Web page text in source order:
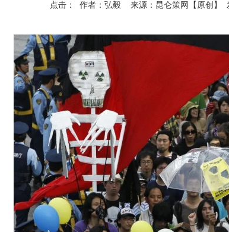
点击： 作者：弘毅 来源：昆仑策网【原创】